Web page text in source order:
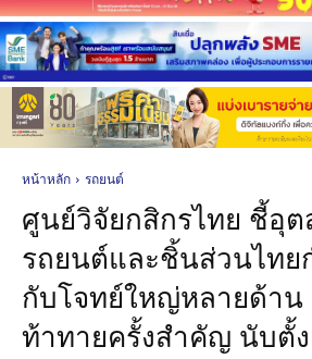
หน้าหลัก รถยนต์
ศูนย์วิจัยกสิกรไทย ชี้อุต
รถยนต์และชิ้นส่วนไทย
กับโจทย์ใหญ่หลายด้าน
ท้าทายครั้งสำคัญ นับตั้